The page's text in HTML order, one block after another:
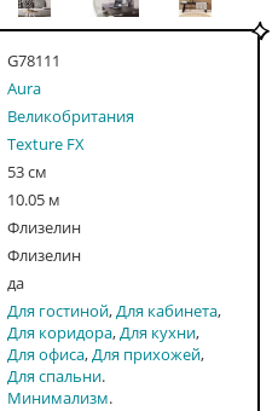
G78111
Aura
Великобритания
Texture FX
53 см
10.05 м
Флизелин
Флизелин
да
Для гостиной Для кабинета
Для коридора Для кухни
Для офиса Для прихожей
Для спальни
Минимализм